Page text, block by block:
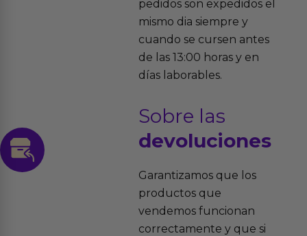
pedidos son expedidos el
mismo dia siempre y
cuando se cursen antes
de las 13:00 horas y en
días laborables.
Sobre las
devoluciones
Garantizamos que los
productos que
vendemos funcionan
correctamente y que si